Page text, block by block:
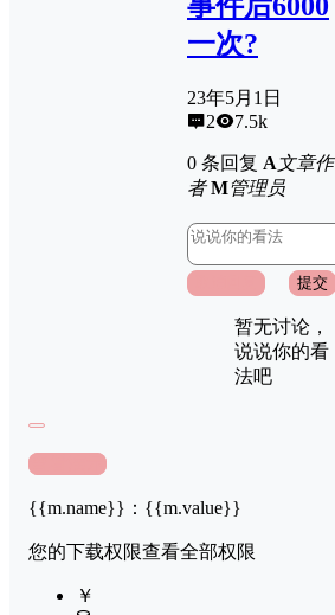
一次?
23年5月1日
2
7.5k
0 条回复 A文章作
者 M管理员
提交
暂无讨论，
说说你的看
法吧
查看演示
{{m.name}} ： {{m.value}}
您的下载权限查看全部权限
￥